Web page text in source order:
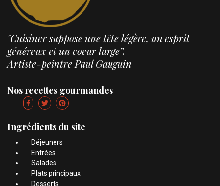
"Cuisiner suppose une tête légère, un esprit
généreux et un coeur large”.
Artiste-peintre Paul Gauguin
Nos recettes gourmandes
Ingrédients du site
Déjeuners
Entrées
Salades
Plats principaux
Desserts